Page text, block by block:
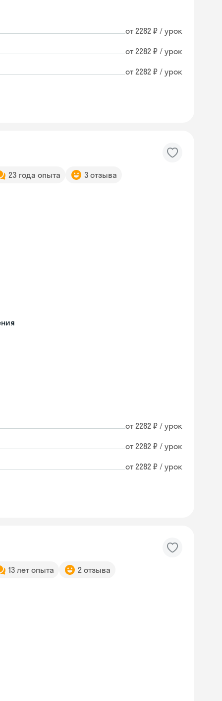
от 2282 ₽ / урок
от 2282 ₽ / урок
от 2282 ₽ / урок
23 года опыта 3 отзыва
от 2282 ₽ / урок
от 2282 ₽ / урок
от 2282 ₽ / урок
13 лет опыта 2 отзыва